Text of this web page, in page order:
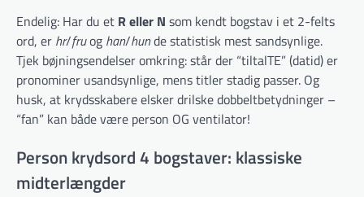
Endelig: Har du et R eller N som kendt bogstav i et 2-felts
ord, er hr/fruog han/hunde statistisk mest sandsynlige.
Tjek bøjnings­endelser omkring: står der “tiltalTE” (datid) er
pronominer usandsynlige, mens titler stadig passer. Og
husk, at kryds­skabere elsker drilske dobbelt­betydninger –
“fan” kan både være person OG ventilator!
Person krydsord 4 bogstaver: klassiske
midterlængder